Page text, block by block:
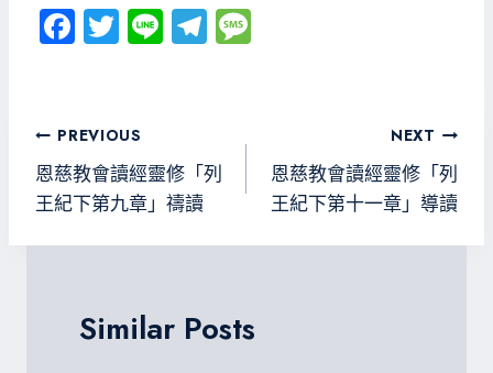
Fa
ce
o
ok
T
wi
er
Li
ne
Te
le
m
文
章
導
覽
PREVIOUS
恩慈教會讀經靈修「列
王紀下第九章」禱讀
NEXT
恩慈教會讀經靈修「列
王紀下第十一章」導讀
Similar Posts